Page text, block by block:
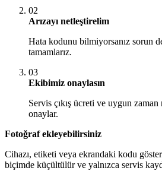
02
Arızayı netleştirelim
Hata kodunu bilmiyorsanız sorun
tamamlarız.
03
Ekibimiz onaylasın
Servis çıkış ücreti ve uygun
onaylar.
Fotoğraf ekleyebilirsiniz
Cihazı, etiketi veya ekrandaki kodu
biçimde küçültülür ve yalnızca servis